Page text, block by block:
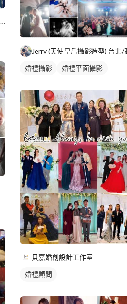
Jerry (天使皇后攝影造型) 台北/高雄
婚禮攝影 婚禮平面攝影
貝嘉婚創設計工作室
婚禮顧問